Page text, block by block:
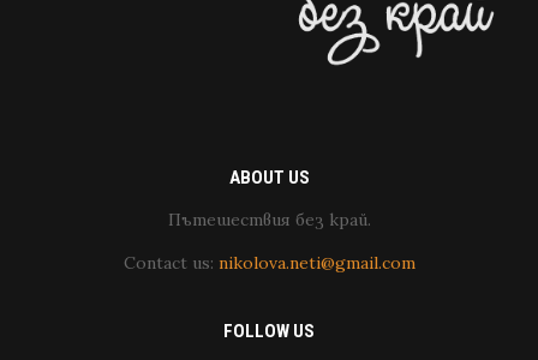
ABOUT US
Пътешествия без край.
Contact us: nikolova.neti@gmail.com
FOLLOW US